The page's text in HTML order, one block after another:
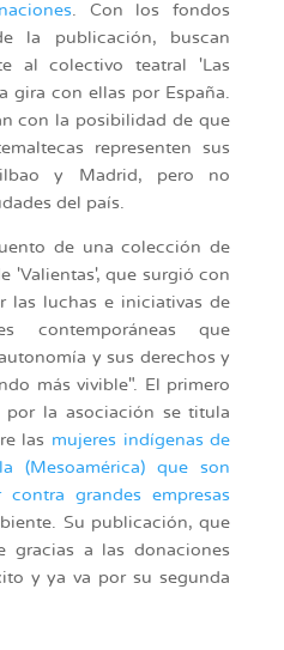
. Con los fondos
la publicación, buscan
al colectivo teatral 'Las
gira con ellas por España.
con la posibilidad de que
representen sus
y Madrid, pero no
del país.
de una colección de
'Valientas', que surgió con
las luchas e iniciativas de
contemporáneas que
y sus derechos y
más vivible". El primero
por la asociación se titula
las mujeres indígenas de
(Mesoamérica) que son
grandes empresas
Su publicación, que
gracias a las donaciones
y ya va por su segunda